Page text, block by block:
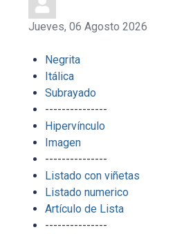
Jueves, 06 Agosto 2026
Negrita
Itálica
Subrayado
---------------
Hipervínculo
Imagen
---------------
Listado con viñetas
Listado numerico
Artículo de Lista
---------------